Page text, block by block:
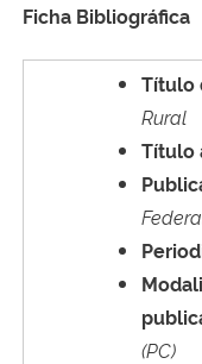
Ficha Bibliográfica
Título
Rural
Título
(PC)